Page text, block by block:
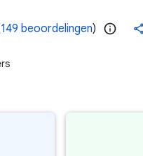
149 beoordelingen)